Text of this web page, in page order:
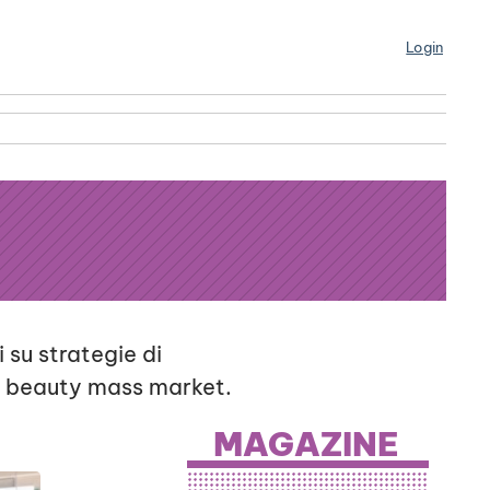
Login
su strategie di
mass market.
MAGAZINE